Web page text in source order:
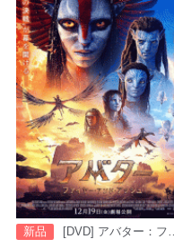
新品
[DVD] アバター：ファイヤー・アンド・アッシュ